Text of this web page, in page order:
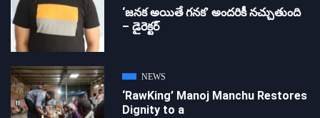
‘జ‌న‌క అయితే గ‌న‌క‌’ అందరికీ నచ్చుతుంది
– డైరెక్ట‌ర్
NEWS
‘RawKing’ Manoj Manchu Restores
Dignity to a